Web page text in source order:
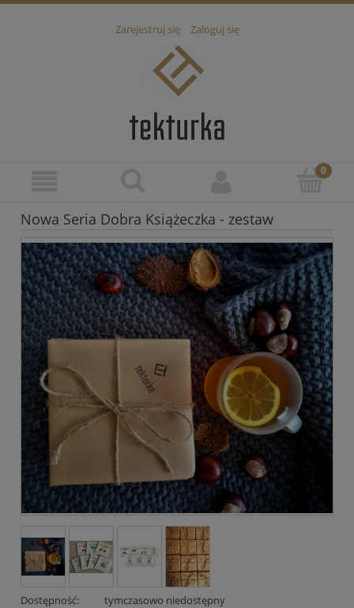
Zarejestruj się Zaloguj się
Nowa Seria Dobra Książeczka - zestaw
Dostępność: tymczasowo niedostępny